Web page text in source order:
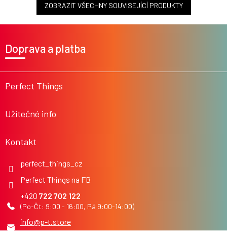
ZOBRAZIT VŠECHNY SOUVISEJÍCÍ PRODUKTY
t
Perfect Things
Užitečné info
Kontakt
info@p-t.store
722 702 122
Perfect Things na FB
perfect_things_cz
Doprava a platba